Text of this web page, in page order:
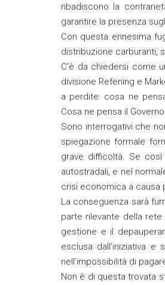
ribadiscono la
garantire la presenza
Con questa ennesima
distribuzione carburanti,
C’è da chiedersi come
divisione Refening e
a perdite: cosa ne
Cosa ne pensa il
Sono interrogativi che
spiegazione formale
grave difficoltà. Se
autostradali, e nel
crisi economica a causa
La conseguenza sarà
parte rilevante della rete
gestione e il
esclusa dall’iniziativa
nell’impossibilità di
Non è di questa trovata